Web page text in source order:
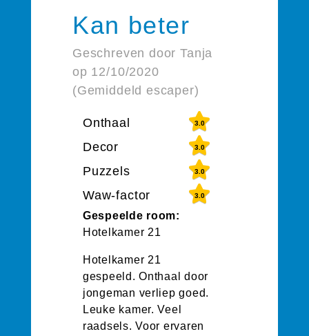
Kan beter
Geschreven door Tanja
op 12/10/2020
(Gemiddeld escaper)
Onthaal 3.0
Decor 3.0
Puzzels 3.0
Waw-factor 3.0
Gespeelde room:
Hotelkamer 21
Hotelkamer 21
gespeeld. Onthaal door
jongeman verliep goed.
Leuke kamer. Veel
raadsels. Voor ervaren